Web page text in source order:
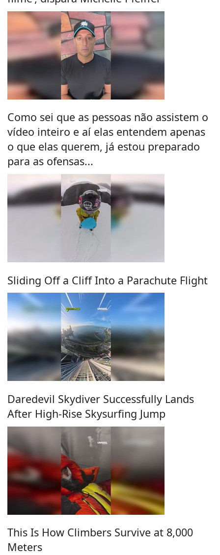
Como sei que as pessoas não assistem o
vídeo inteiro e aí elas entendem apenas
o que elas querem, já estou preparado
para as ofensas...
Sliding Off a Cliff Into a Parachute Flight
Daredevil Skydiver Successfully Lands
After High-Rise Skysurfing Jump
This Is How Climbers Survive at 8,000
Meters